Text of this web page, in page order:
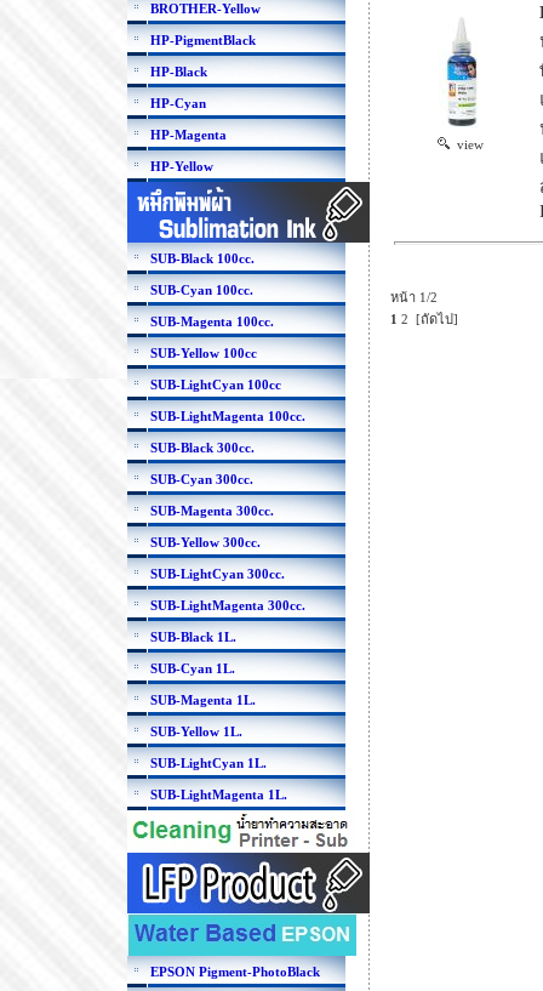
BROTHER-Yellow
HP-PigmentBlack
HP-Black
HP-Cyan
HP-Magenta
HP-Yellow
SUB-Black 100cc.
SUB-Cyan 100cc.
SUB-Magenta 100cc.
SUB-Yellow 100cc
SUB-LightCyan 100cc
SUB-LightMagenta 100cc.
SUB-Black 300cc.
SUB-Cyan 300cc.
SUB-Magenta 300cc.
SUB-Yellow 300cc.
SUB-LightCyan 300cc.
SUB-LightMagenta 300cc.
SUB-Black 1L.
SUB-Cyan 1L.
SUB-Magenta 1L.
SUB-Yellow 1L.
SUB-LightCyan 1L.
SUB-LightMagenta 1L.
EPSON Pigment-PhotoBlack
view
หน้า 1/2
1 2 [ถัดไป]